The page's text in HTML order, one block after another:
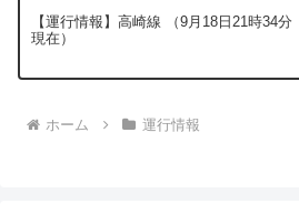
【運行情報】高崎線 （9月18日21時34分
現在）
ホーム 運行情報